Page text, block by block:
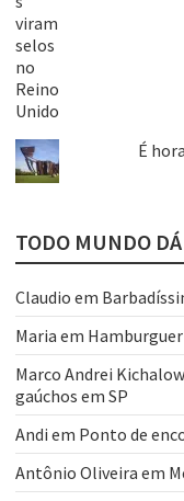
É
TODO MUNDO
Claudio em
Maria em
Marco Andrei
gaúchos em SP
Andi em Ponto de
Antônio Oliveira em